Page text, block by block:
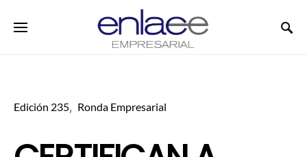
Edición 235 Ronda Empresarial